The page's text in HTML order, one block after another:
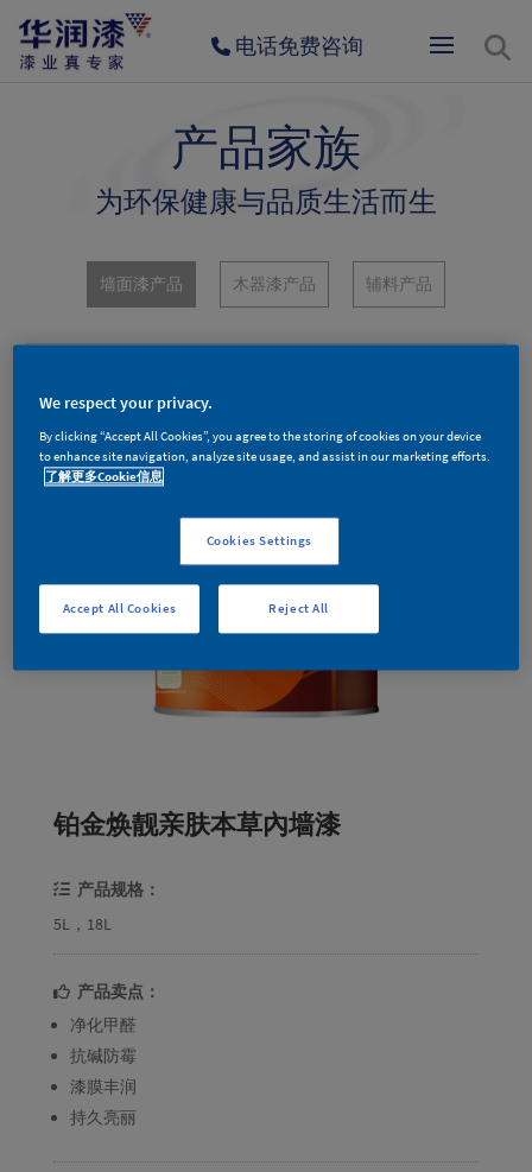
电话免费咨询
产品家族
为环保健康与品质生活而生
墙面漆产品 木器漆产品 辅料产品
铂金焕靓亲肤本草內墙漆
产品规格：
5L，18L
产品卖点：
净化甲醛
抗碱防霉
漆膜丰润
持久亮丽
We respect your privacy.
By clicking “Accept All Cookies”, you agree to the storing of cookies on your device
to enhance site navigation, analyze site usage, and assist in our marketing efforts.
了解更多Cookie信息
Cookies Settings
Reject All
Accept All Cookies